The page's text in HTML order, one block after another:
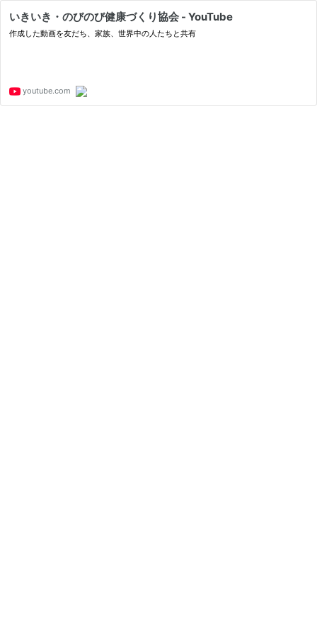
いきいき・のびのび健康づくり協会 - YouTube
作成した動画を友だち、家族、世界中の人たちと共有
youtube.com